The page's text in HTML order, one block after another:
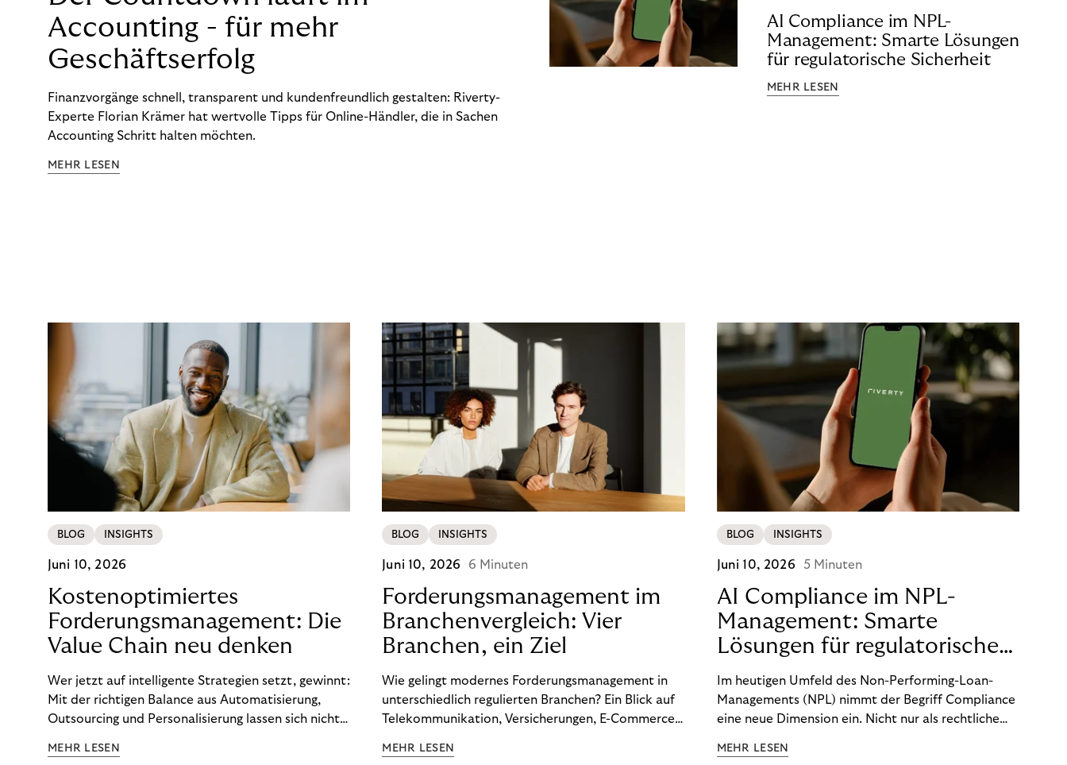
Accounting - für mehr
Geschäftserfolg
Finanzvorgänge schnell, transparent und kundenfreundlich gestalten: Riverty-
Experte Florian Krämer hat wertvolle Tipps für Online-Händler, die in Sachen
Accounting Schritt halten möchten.
MEHR LESEN
AI Compliance im NPL-
Management: Smarte Lösungen
für regulatorische Sicherheit
MEHR LESEN
BLOG INSIGHTS
Juni 10, 2026
Kostenoptimiertes
Forderungsmanagement: Die
Value Chain neu denken
Wer jetzt auf intelligente Strategien setzt, gewinnt:
Mit der richtigen Balance aus Automatisierung,
Outsourcing und Personalisierung lassen sich nicht
Ergebnisse sichern. Riverty zeigt, wie Recovery-
MEHR LESEN
BLOG INSIGHTS
Juni 10, 2026 6 Minuten
Forderungsmanagement im
Branchenvergleich: Vier
Branchen, ein Ziel
Wie gelingt modernes Forderungsmanagement in
unterschiedlich regulierten Branchen? Ein Blick auf
Telekommunikation, Versicherungen, E-Commerce
wirksam reduzieren will, braucht keine
MEHR LESEN
BLOG INSIGHTS
Juni 10, 2026 5 Minuten
AI Compliance im NPL-
Management: Smarte
Lösungen für regulatorische
Sicherheit
Im heutigen Umfeld des Non-Performing-Loan-
Managements (NPL) nimmt der Begriff Compliance
eine neue Dimension ein. Nicht nur als rechtliche
Wettbewerbsvorteil. In einem Umfeld steigender
MEHR LESEN